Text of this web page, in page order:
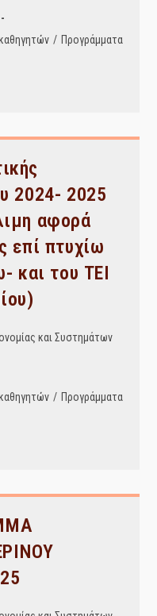
/ Προγράμματα
2024- 2025
αφορά
επί πτυχίω
και του ΤΕΙ
και Συστημάτων
/ Προγράμματα